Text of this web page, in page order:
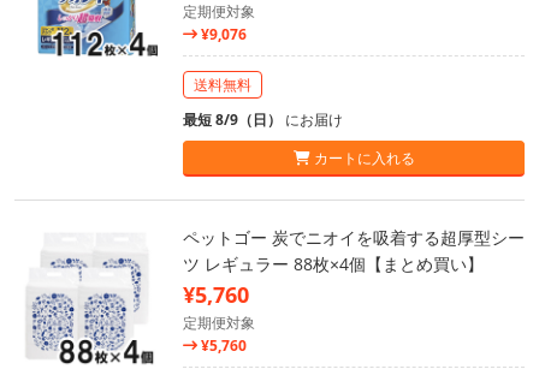
定期便対象
¥9,076
送料無料
最短 8/9（日） にお届け
カートに入れる
ペットゴー 炭でニオイを吸着する超厚型シー
ツ レギュラー 88枚×4個【まとめ買い】
¥5,760
定期便対象
¥5,760